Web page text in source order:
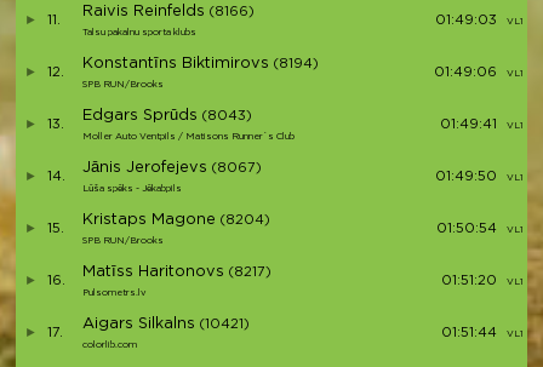
11.
Raivis Reinfelds (8166)
Talsu pakalnu sporta klubs
01:49:03 VL1 (9)
12.
Konstantīns Biktimirovs (8194)
SPB RUN/Brooks
01:49:06 VL1 (10)
13.
Edgars Sprūds (8043)
Moller Auto Ventpils / Matisons Runner`s Club
01:49:41 VL1 (11)
14.
Jānis Jerofejevs (8067)
Lūša spēks - Jēkabpils
01:49:50 VL1 (12)
15.
Kristaps Magone (8204)
SPB RUN/Brooks
01:50:54 VL1 (13)
16.
Matīss Haritonovs (8217)
Pulsometrs.lv
01:51:20 VL1 (14)
17.
Aigars Silkalns (10421)
colorlib.com
01:51:44 VL1 (15)